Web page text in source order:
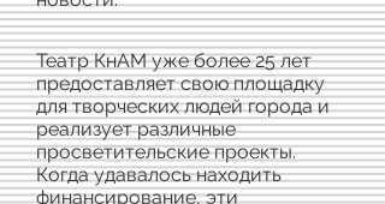
Театр КнАМ уже более 25 лет
предоставляет свою площадку
для творческих людей города и
реализует различные
просветительские проекты.
Когда удавалось находить
финансирование, эти